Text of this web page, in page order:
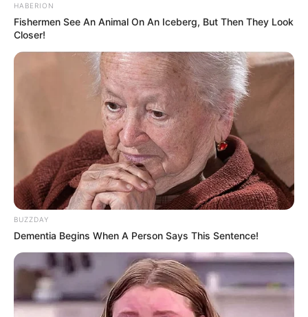
HABERION
Fishermen See An Animal On An Iceberg, But Then They Look
Closer!
BUZZDAY
Dementia Begins When A Person Says This Sentence!